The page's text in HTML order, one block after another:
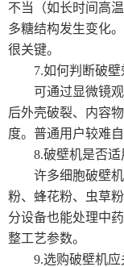
不当（如长时间高
多糖结构发生变化
很关键。
7.如何判断破壁
可通过显微镜观
后外壳破裂、内容
度。普通用户较难
8.破壁机是否适
许多细胞破壁机
粉、蜂花粉、虫草
分设备也能处理中
整工艺参数。
9.选购破壁机应